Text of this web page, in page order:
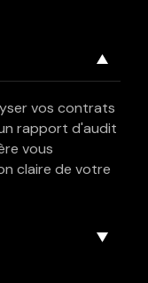
vos contrats
rapport d'audit
vous
claire de votre